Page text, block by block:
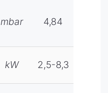
mbar 4,84
kW 2,5-8,3